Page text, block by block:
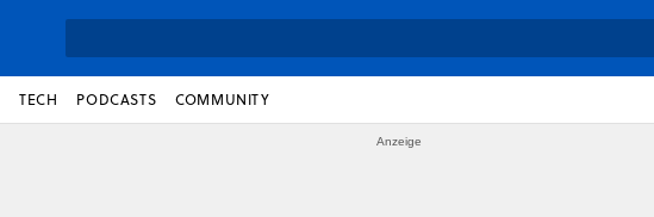
TECH PODCASTS COMMUNITY